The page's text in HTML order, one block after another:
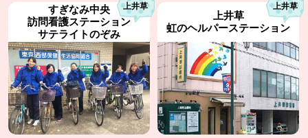
住 所：杉並区今川3-30-10
診療科：内科、小児科、整形外科、
循環器内科、消化器内科、胃カメラ、
糖尿病、リハビリ、訪問診療、
各種健診、予防接種、柔道整復
休診日：日曜・祝祭日
住 所：杉並区梅里2-21-1 日新ビ
ル1F
上井草
すぎなみ中央
訪問看護ステーション
サテライトのぞみ
上井草
上井草
虹のヘルパーステーション